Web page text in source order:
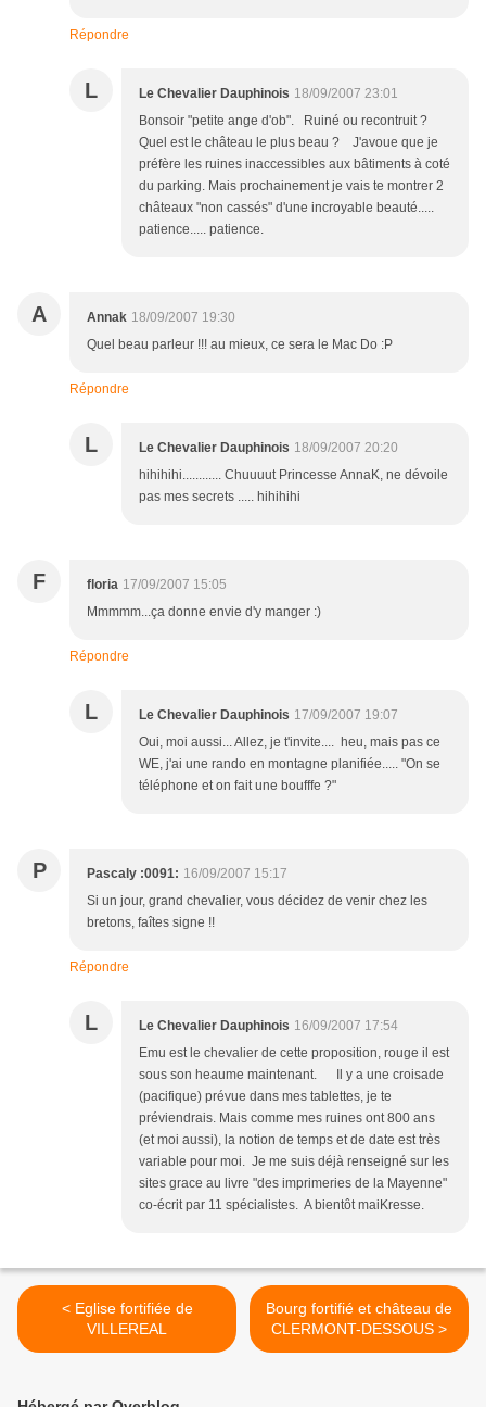
Répondre
L Le Chevalier Dauphinois 18/09/2007 23:01
Bonsoir "petite ange d'ob". Ruiné ou recontruit ?
Quel est le château le plus beau ? J'avoue que je
préfère les ruines inaccessibles aux bâtiments à coté
du parking. Mais prochainement je vais te montrer 2
châteaux "non cassés" d'une incroyable beauté.....
patience..... patience.
A Annak 18/09/2007 19:30
Quel beau parleur !!! au mieux, ce sera le Mac Do :P
Répondre
L Le Chevalier Dauphinois 18/09/2007 20:20
hihihihi............ Chuuuut Princesse AnnaK, ne dévoile
pas mes secrets ..... hihihihi
F floria 17/09/2007 15:05
Mmmmm...ça donne envie d'y manger :)
Répondre
L Le Chevalier Dauphinois 17/09/2007 19:07
Oui, moi aussi... Allez, je t'invite.... heu, mais pas ce
WE, j'ai une rando en montagne planifiée..... "On se
téléphone et on fait une boufffe ?"
P Pascaly :0091: 16/09/2007 15:17
Si un jour, grand chevalier, vous décidez de venir chez les
bretons, faîtes signe !!
Répondre
L Le Chevalier Dauphinois 16/09/2007 17:54
Emu est le chevalier de cette proposition, rouge il est
sous son heaume maintenant. Il y a une croisade
(pacifique) prévue dans mes tablettes, je te
préviendrais. Mais comme mes ruines ont 800 ans
(et moi aussi), la notion de temps et de date est très
variable pour moi. Je me suis déjà renseigné sur les
sites grace au livre "des imprimeries de la Mayenne"
co-écrit par 11 spécialistes. A bientôt maiKresse.
< Eglise fortifiée de
VILLEREAL
Bourg fortifié et château de
CLERMONT-DESSOUS >